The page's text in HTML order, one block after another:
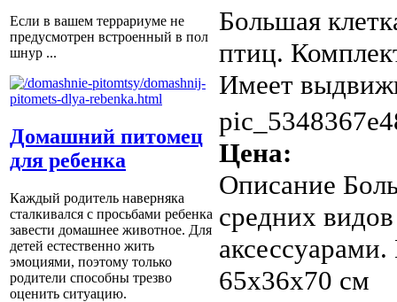
Если в вашем террариуме не
предусмотрен встроенный в пол
шнур ...
Домашний питомец
для ребенка
Каждый родитель наверняка
сталкивался с просьбами ребенка
завести домашнее животное. Для
детей естественно жить
эмоциями, поэтому только
родители способны трезво
оценить ситуацию.
Большая
птиц.
Имеет
Цена:
Описание
средних
65х36х70 см